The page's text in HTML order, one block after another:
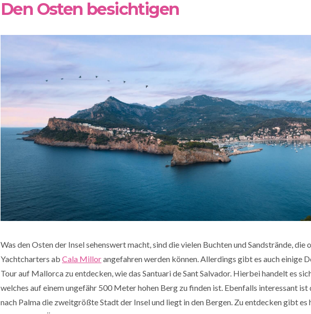
Den Osten besichtigen
Was den Osten der Insel sehenswert macht, sind die vielen Buchten und Sandstrände, die
Yachtcharters ab Cala Millorangefahren werden können. Allerdings gibt es auch einige
Tour auf Mallorca zu entdecken, wie das Santuari de Sant Salvador. Hierbei handelt es
welches auf einem ungefähr 500 Meter hohen Berg zu finden ist. Ebenfalls interessant ist
nach Palma die zweitgrößte Stadt der Insel und liegt in den Bergen. Zu entdecken gibt es